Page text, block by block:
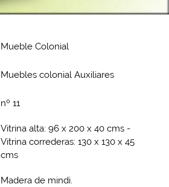
Mueble Colonial
Muebles colonial Auxiliares
nº 11
Vitrina alta: 96 x 200 x 40 cms -
Vitrina correderas: 130 x 130 x 45
cms
Madera de mindi.